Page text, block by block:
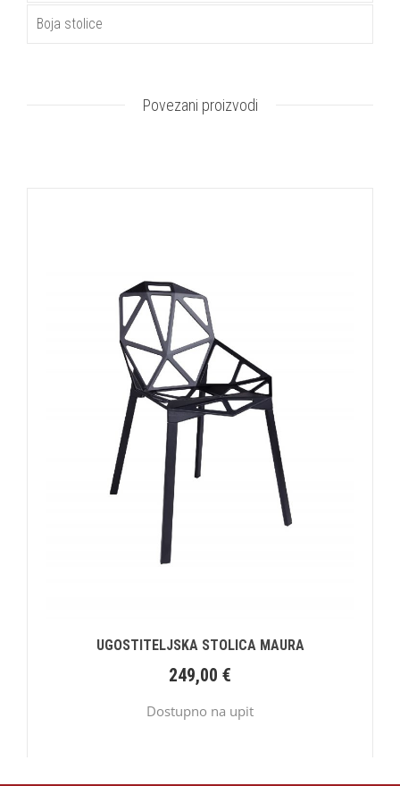
Boja stolice
Povezani proizvodi
UGOSTITELJSKA STOLICA MAURA
249,00 €
Dostupno na upit